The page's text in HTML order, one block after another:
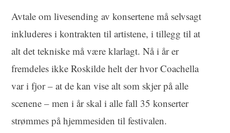
Avtale om livesending av konsertene må selvsagt
inkluderes i kontrakten til artistene, i tillegg til at
alt det tekniske må være klarlagt. Nå i år er
fremdeles ikke Roskilde helt der hvor Coachella
var i fjor – at de kan vise alt som skjer på alle
scenene – men i år skal i alle fall 35 konserter
strømmes på hjemmesiden til festivalen.